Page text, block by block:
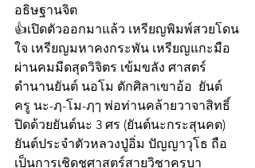
อธิษฐานจิต
👍เปิดตัวออกมาแล้ว เหรียญพิมพ์สวยโดน
ใจ เหรียญมหาคงกระพัน เหรียญแกะมือ
ผ่านคมมีดสุดวิจิตร เข้มขลัง ศาสตร์
ตำนานยันต์ นอโม ตักศิลาเขาอ้อ  ยันต์
ครู นะ-ฦ-โม-ฦๅ พ่อท่านคล้ายวาจาสิทธิ์
ปิดด้วยยันต์นะ 3 ศร (ยันต์นะกระสุนคต)
ยันต์ประจำตัวหลวงปู่อิ่ม ปัญญาวุโธ ถือ
เป็นการเชิดชูศาสตร์สายวิชาครูบา